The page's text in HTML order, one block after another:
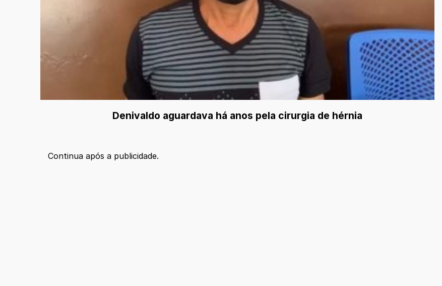
Denivaldo aguardava há anos pela cirurgia de hérnia
Continua após a publicidade.